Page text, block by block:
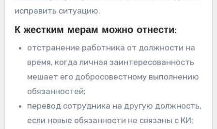
исправить ситуацию.
К жестким мерам можно отнести:
отстранение работника от должности на
время, когда личная заинтересованность
мешает его добросовестному выполнению
обязанностей;
перевод сотрудника на другую должность,
если новые обязанности не связаны с КИ;